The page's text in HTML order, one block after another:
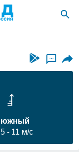
...
южный
5
11 м/с